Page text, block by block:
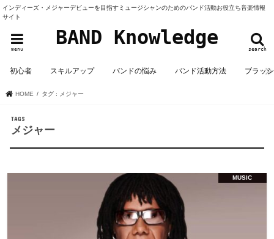
インディーズ・メジャーデビューを目指すミュージシャンのためのバンド活動お役立ち音楽情報
サイト
BAND Knowledge
search
menu
初心者 スキルアップ バンドの悩み バンド活動方法 ブラッ
HOME タグ : メジャー
メジャー
MUSIC